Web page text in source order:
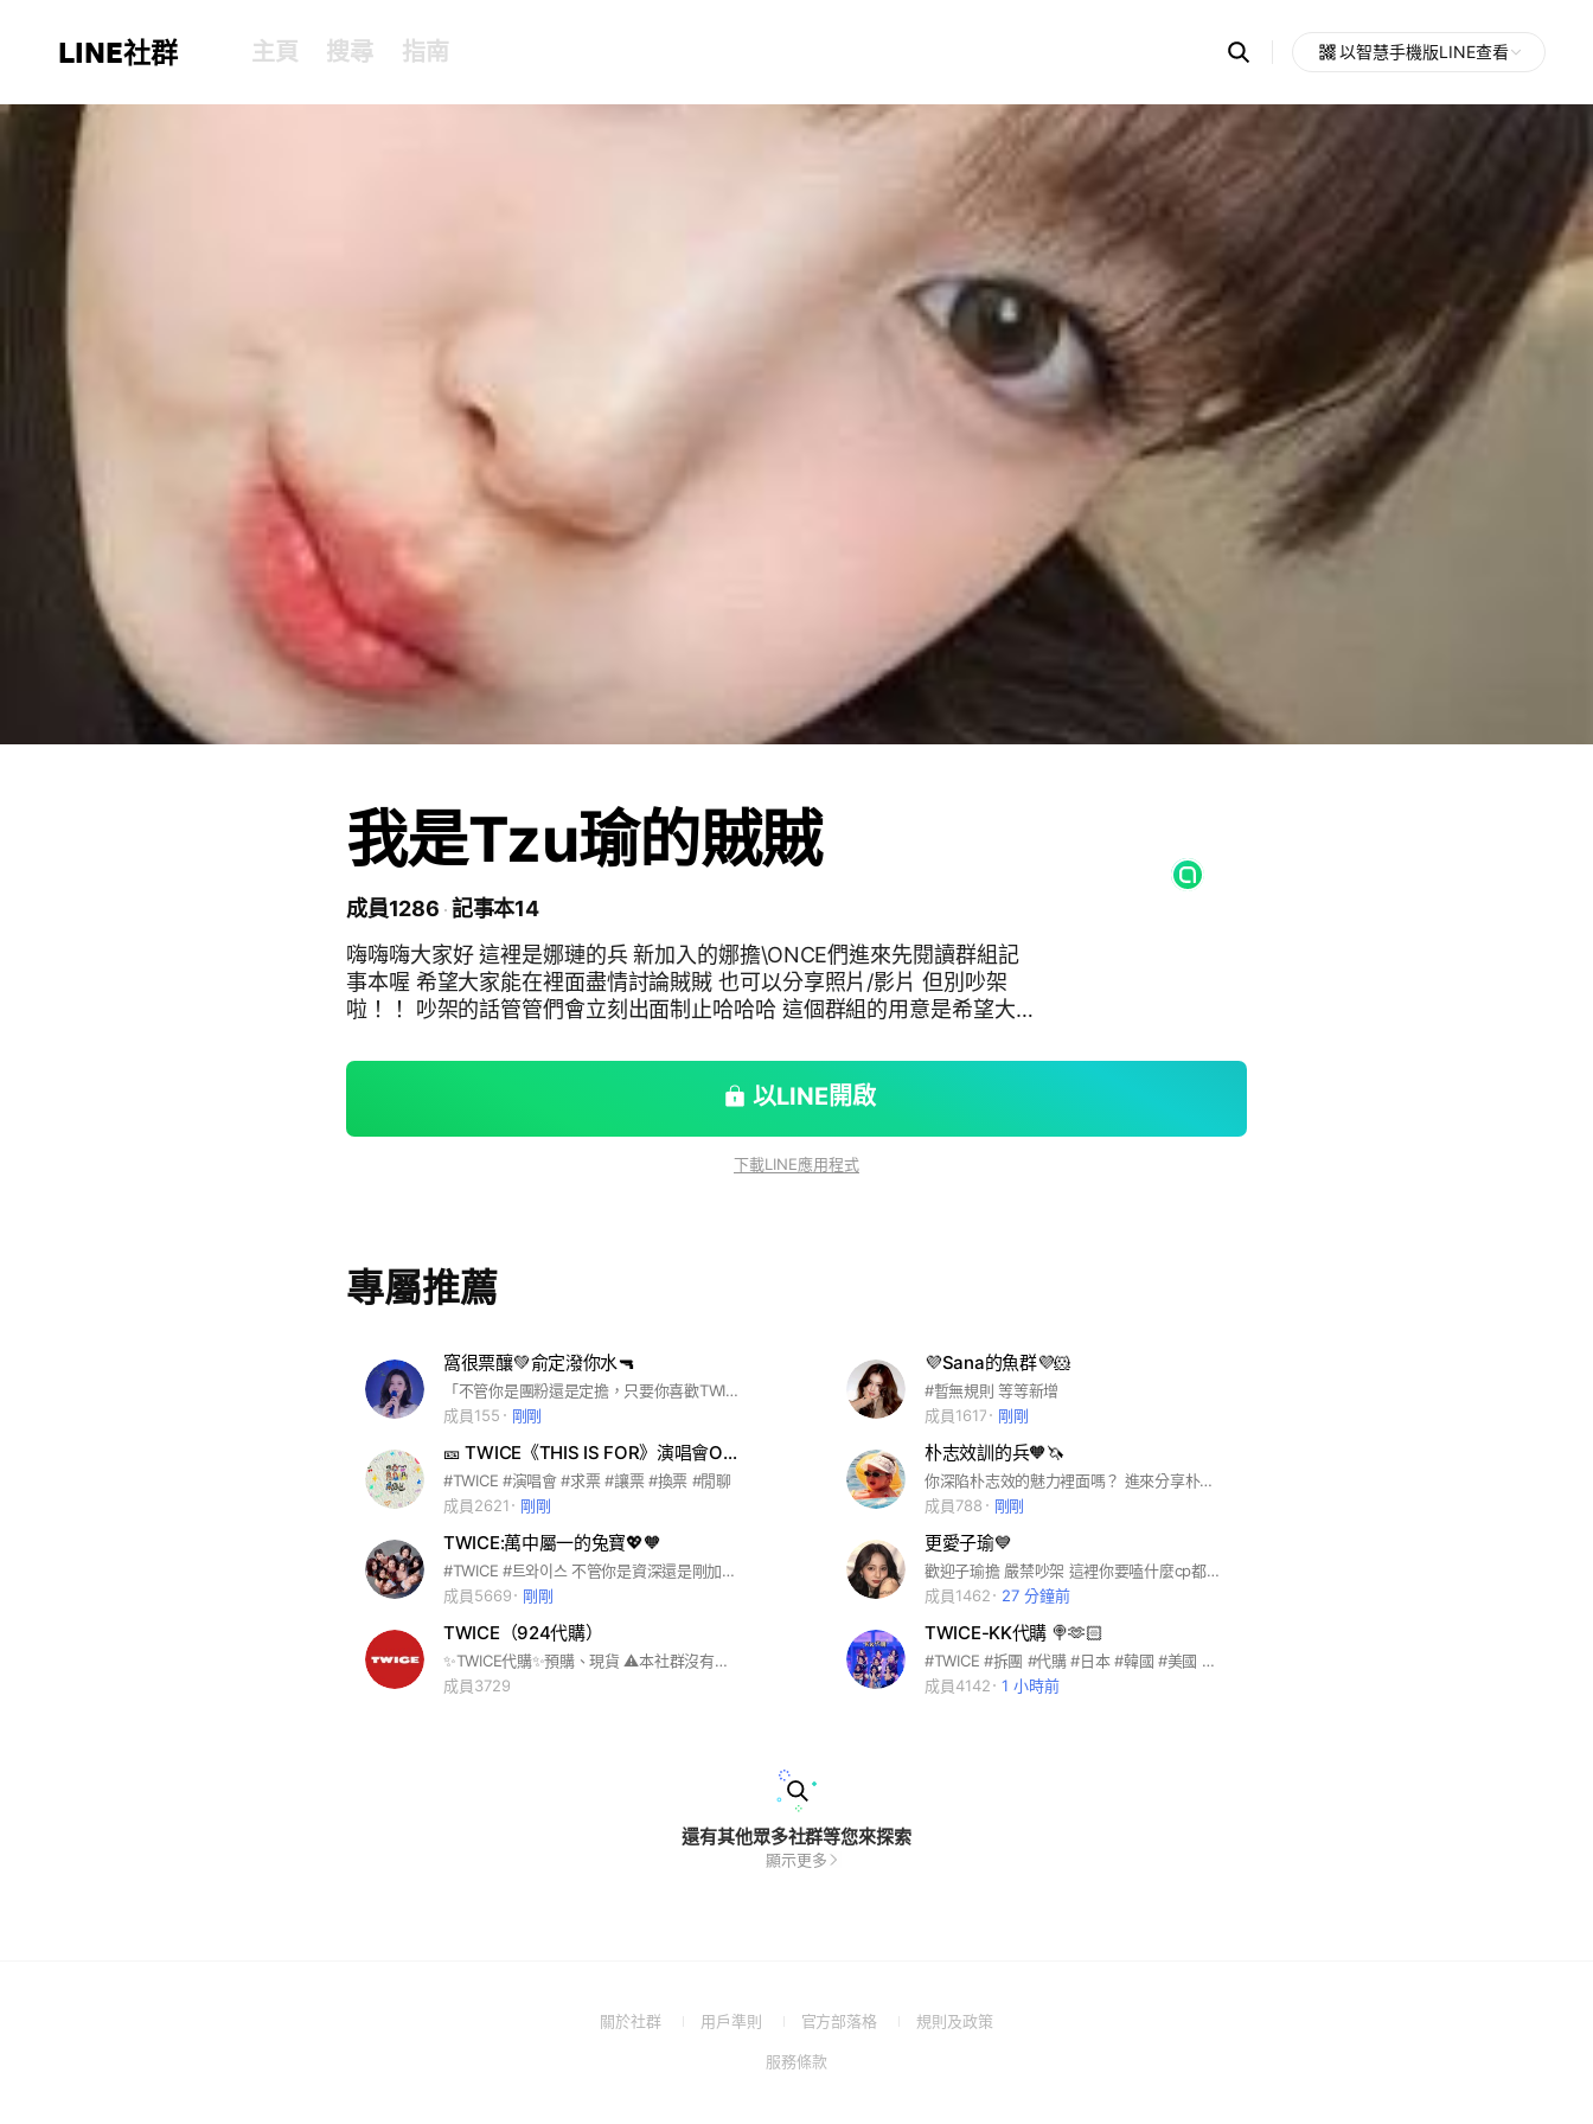
LINE社群 主頁 搜尋 指南 Search
OpenChats
messages
search
area
以智慧手機版LINE查看
我是Tzu瑜的賊賊
成員1286 記事本14
嗨嗨嗨大家好 這裡是娜璉的兵 新加入的娜擔\ONCE們進來先閱讀群組記
事本喔 希望大家能在裡面盡情討論賊賊 也可以分享照片/影片 但別吵架
啦！！ 吵架的話管管們會立刻出面制止哈哈哈 這個群組的用意是希望大
以LINE開啟
下載LINE應用程式
專屬推薦
窩很票釀💚俞定潑你水🔫
「不管你是團粉還是定擔，只要你喜歡TWICE及定延，這裡就是你的家！」 這裡是一個為 TWICE 定延成立的交流空間。我們愛她的帥氣也愛她的溫柔細膩更愛她那顆調皮搗蛋的靈魂。無論你是被她的嗓音圈粉，還是被她的暖心舉動感動，都歡迎加入我們！
成員155
剛剛
💜Sana的魚群💜🐹
#暫無規則 等等新增
成員1617
剛剛
🎫 TWICE《THIS IS FOR》演唱會ONCE交流群🍭
#TWICE #演唱會 #求票 #讓票 #換票 #閒聊
成員2621
剛剛
朴志效訓的兵🧡🦄
你深陷朴志效的魅力裡面嗎？ 進來分享朴志效吧～ 不需要理由！喜歡他就好！ #朴志效 #TWICE #ONCE ⚠️這是朴志效的群組 不是其他人 不是朴志訓 麻煩幫我看清楚！！！！！謝謝大家🫶
成員788
剛剛
TWICE:萬中屬一的兔寶💖🧡
#TWICE #트와이스 不管你是資深還是剛加入的once都歡迎加入守護她們的行列～(*¯︶¯*) 一起走花路吧！🌸💐🌼🌹🌻 (進群記得看群規喔! 如果進群就是為了宣傳自己的社群 那大可不必進來了😃 嚴禁怪人進群騷擾!
成員5669
剛剛
更愛子瑜💙
歡迎子瑜擔 嚴禁吵架 這裡你要嗑什麼cp都可以 就是不能人身攻擊 友善地方 這裡不提供交易 以免糾紛 謝謝大家 大家一起當個好once💙
成員1462
27 分鐘前
TWICE（924代購）
✨TWICE代購✨預購、現貨 ⚠️本社群沒有二群、新群等，只有這個社群！ 近期詐騙居多，請小心～
成員3729
TWICE-KK代購 🍭🫶🏻
#TWICE #拆團 #代購 #日本 #韓國 #美國 #授權飯制
成員4142
1 小時前
還有其他眾多社群等您來探索
顯示更多
關於社群
(Open用戶準則
(Open
a
官方部落格
(Open規則及政策(Open
服務條款(Open